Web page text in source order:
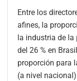
Entre los
afines, la
la industria de
del 26 % en
proporción para
(a nivel